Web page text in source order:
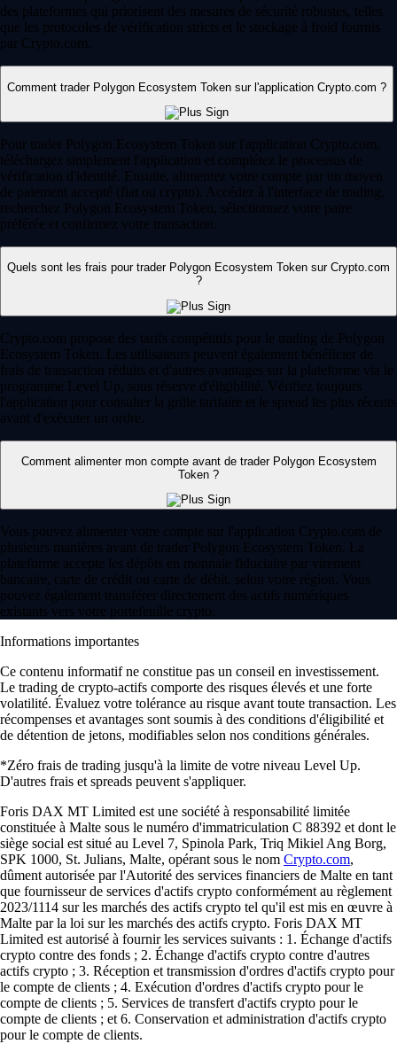
des plateformes qui priorisent des mesures de sécurité robustes, telles
que les protocoles de vérification stricts et le stockage à froid fournis
par Crypto.com.
Comment trader Polygon Ecosystem Token sur l'application Crypto.com ?
Pour trader Polygon Ecosystem Token sur l'application Crypto.com,
téléchargez simplement l'application et complétez le processus de
vérification d'identité. Ensuite, alimentez votre compte par un moyen
de paiement accepté (fiat ou crypto). Accédez à l'interface de trading,
recherchez Polygon Ecosystem Token, sélectionnez votre paire
préférée et confirmez votre transaction.
Quels sont les frais pour trader Polygon Ecosystem Token sur Crypto.com
?
Crypto.com propose des tarifs compétitifs pour le trading de Polygon
Ecosystem Token. Les utilisateurs peuvent également bénéficier de
frais de transaction réduits et d'autres avantages sur la plateforme via le
programme Level Up, sous réserve d'éligibilité. Vérifiez toujours
l'application pour consulter la grille tarifaire et le spread les plus récents
avant d'exécuter un ordre.
Comment alimenter mon compte avant de trader Polygon Ecosystem
Token ?
Vous pouvez alimenter votre compte sur l'application Crypto.com de
plusieurs manières avant de trader Polygon Ecosystem Token. La
plateforme accepte les dépôts en monnaie fiduciaire par virement
bancaire, carte de crédit ou carte de débit, selon votre région. Vous
pouvez également transférer directement des actifs numériques
existants vers votre portefeuille crypto.
Informations importantes
Ce contenu informatif ne constitue pas un conseil en investissement.
Le trading de crypto-actifs comporte des risques élevés et une forte
volatilité. Évaluez votre tolérance au risque avant toute transaction. Les
récompenses et avantages sont soumis à des conditions d'éligibilité et
de détention de jetons, modifiables selon nos conditions générales.
*Zéro frais de trading jusqu'à la limite de votre niveau Level Up.
D'autres frais et spreads peuvent s'appliquer.
Foris DAX MT Limited est une société à responsabilité limitée
constituée à Malte sous le numéro d'immatriculation C 88392 et dont le
siège social est situé au Level 7, Spinola Park, Triq Mikiel Ang Borg,
SPK 1000, St. Julians, Malte, opérant sous le nom Crypto.com,
dûment autorisée par l'Autorité des services financiers de Malte en tant
que fournisseur de services d'actifs crypto conformément au règlement
2023/1114 sur les marchés des actifs crypto tel qu'il est mis en œuvre à
Malte par la loi sur les marchés des actifs crypto. Foris DAX MT
Limited est autorisé à fournir les services suivants : 1. Échange d'actifs
crypto contre des fonds ; 2. Échange d'actifs crypto contre d'autres
actifs crypto ; 3. Réception et transmission d'ordres d'actifs crypto pour
le compte de clients ; 4. Exécution d'ordres d'actifs crypto pour le
compte de clients ; 5. Services de transfert d'actifs crypto pour le
compte de clients ; et 6. Conservation et administration d'actifs crypto
pour le compte de clients.